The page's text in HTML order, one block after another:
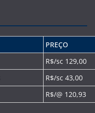
PREÇO
R$/sc 129,00
R$/sc 43,00
R$/@ 120,93